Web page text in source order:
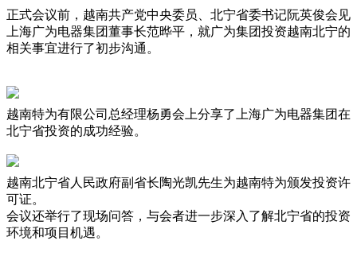
正式会议前，越南共产党中央委员、北宁省委书记阮英俊会见
上海广为电器集团董事长范晔平，就广为集团投资越南北宁的
相关事宜进行了初步沟通。
越南特为有限公司总经理杨勇会上分享了上海广为电器集团在
北宁省投资的成功经验。
越南北宁省人民政府副省长陶光凯先生为越南特为颁发投资许
可证。
会议还举行了现场问答，与会者进一步深入了解北宁省的投资
环境和项目机遇。